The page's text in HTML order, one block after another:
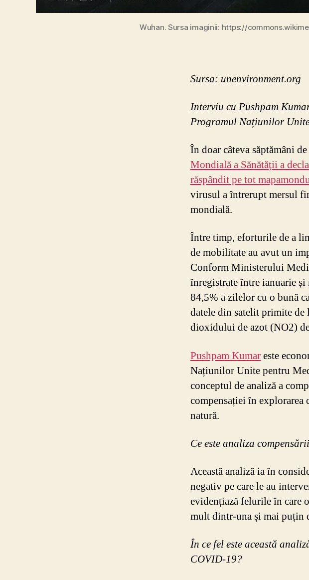
Wuhan. Sursa imaginii: https://
Sursa: unenvironment.org
Interviu cu Pushpam
Programul Națiunilor
În doar câteva săptămâni
Mondială a Sănătății a
răspândit pe tot
virusul a întrerupt mersul
mondială.
Între timp, eforturile de a
de mobilitate au avut un
Conform Ministerului
înregistrate între ianuarie
84,5% a zilelor cu o bună
datele din satelit primite
dioxidului de azot (NO2)
Pushpam Kumareste
Națiunilor Unite pentru
conceptul de analiză a
compensației în
natură.
Ce este analiza
Această analiză ia în
negativ pe care le au
evidențiază felurile în care
mult dintr-una și mai puțin
În ce fel este această
COVID-19?